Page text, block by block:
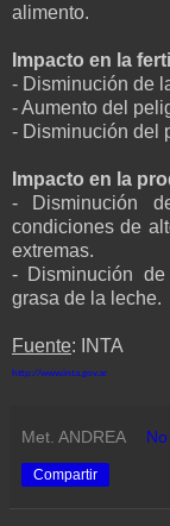
alimento.
Impacto en la
- Disminución de
- Aumento del
- Disminución del
Impacto en la
- Disminución
condiciones de
extremas.
- Disminución
grasa de la leche.
Fuente: INTA
http://www.inta.gov.ar
Met. ANDREA
Compartir